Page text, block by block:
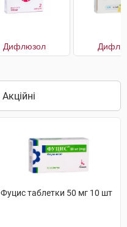
Дифлюзол
Фуцис таблетки 50 мг 10 шт